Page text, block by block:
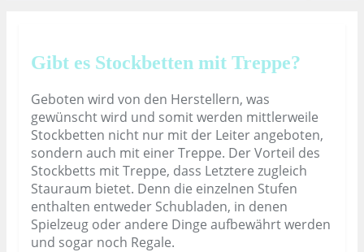
Gibt es Stockbetten mit Treppe?
Geboten wird von den Herstellern, was
gewünscht wird und somit werden mittlerweile
Stockbetten nicht nur mit der Leiter angeboten,
sondern auch mit einer Treppe. Der Vorteil des
Stockbetts mit Treppe, dass Letztere zugleich
Stauraum bietet. Denn die einzelnen Stufen
enthalten entweder Schubladen, in denen
Spielzeug oder andere Dinge aufbewährt werden
und sogar noch Regale.